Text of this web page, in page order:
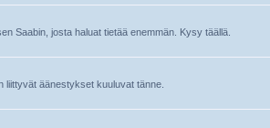
Saabin, josta haluat tietää enemmän. Kysy täällä.
liittyvät äänestykset kuuluvat tänne.